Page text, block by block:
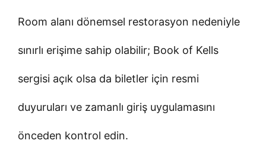
Room alanı dönemsel restorasyon nedeniyle
sınırlı erişime sahip olabilir; Book of Kells
sergisi açık olsa da biletler için resmi
duyuruları ve zamanlı giriş uygulamasını
önceden kontrol edin.